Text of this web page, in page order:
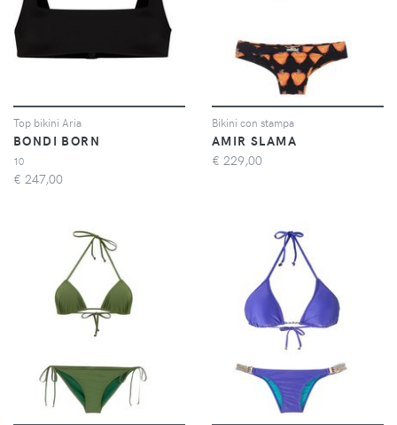
Top bikini Aria
BONDI BORN
10
€ 247,00
Bikini con stampa
AMIR SLAMA
€ 229,00